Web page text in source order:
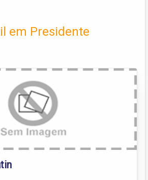
em Presidente